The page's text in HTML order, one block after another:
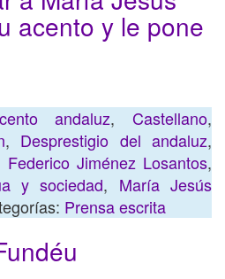
acento y le pone
andaluz, Castellano,
, Desprestigio del andaluz,
Federico Jiménez Losantos,
y sociedad, María Jesús
Prensa escrita